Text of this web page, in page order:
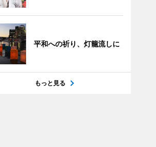
平和への祈り、灯籠流しに
もっと見る